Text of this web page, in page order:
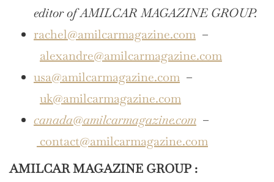
editor of AMILCAR MAGAZINE GROUP.
rachel@amilcarmagazine.com –
alexandre@amilcarmagazine.com
usa@amilcarmagazine.com –
uk@amilcarmagazine.com
canada@amilcarmagazine.com –
contact@amilcarmagazine.com
AMILCAR MAGAZINE GROUP :